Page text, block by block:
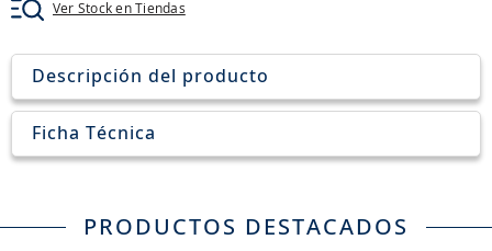
Ver Stock en Tiendas
Descripción del producto
Ficha Técnica
PRODUCTOS DESTACADOS